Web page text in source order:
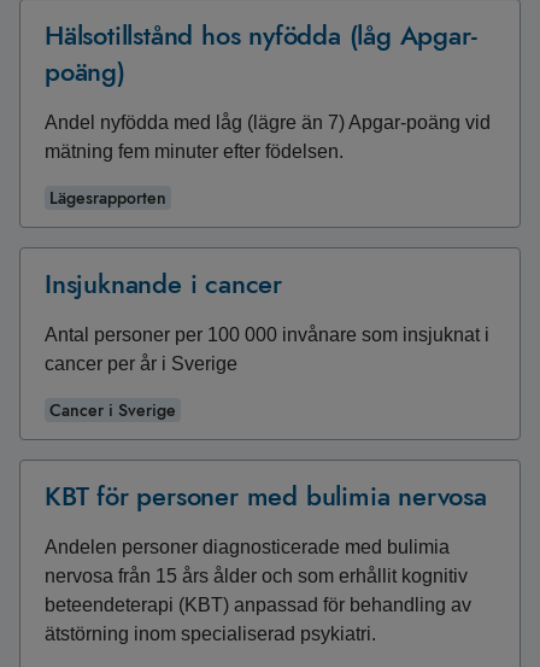
Hälsotillstånd hos nyfödda (låg Apgar-
poäng)
Andel nyfödda med låg (lägre än 7) Apgar-poäng vid
mätning fem minuter efter födelsen.
Lägesrapporten
Insjuknande i cancer
Antal personer per 100 000 invånare som insjuknat i
cancer per år i Sverige
Cancer i Sverige
KBT för personer med bulimia nervosa
Andelen personer diagnosticerade med bulimia
nervosa från 15 års ålder och som erhållit kognitiv
beteendeterapi (KBT) anpassad för behandling av
ätstörning inom specialiserad psykiatri.